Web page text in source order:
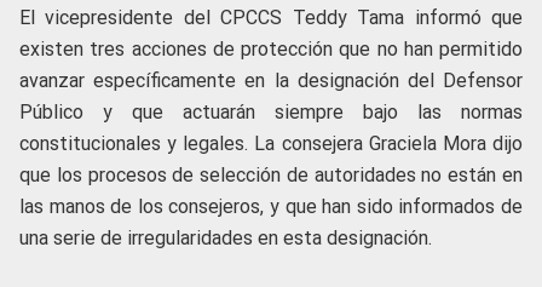
El vicepresidente del CPCCS Teddy Tama informó que
existen tres acciones de protección que no han permitido
avanzar específicamente en la designación del Defensor
Público y que actuarán siempre bajo las normas
constitucionales y legales. La consejera Graciela Mora dijo
que los procesos de selección de autoridades no están en
las manos de los consejeros, y que han sido informados de
una serie de irregularidades en esta designación.